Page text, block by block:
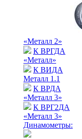
«Металл 2»
К ВРГДА
«Металл»
К ВИДА
Металл 1.1
К ВРДА
«Металл 3»
К ВРГ2ДА
«Металл 3»
Динамометры: